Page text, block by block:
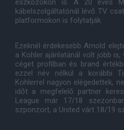
eszközökön is. A 20 éves
kábelszolgáltatónál lévő TV
platformokon is folytatják.
Ezeknél érdekesebb Arnold
a Kohler ajánlatánál volt jobb
céget profilban és brand
ezzel név nélkül a korábbi
Kohlerrel nagyon elégedettek,
időt a megfelelő partner
League már 17/18
szponzort, a United várt 18/19